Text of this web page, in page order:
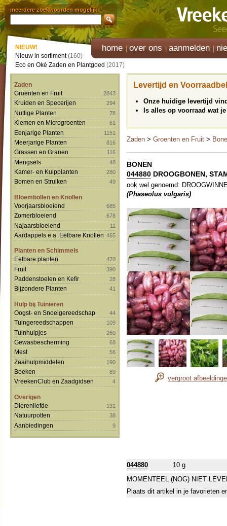
meerdere zoekwoorden mogelijk
home over ons aanmelden
NIEUW!
Nieuw in sortiment(160)
Eco en Oké Zaden en Plantgoed (2017)
Zaden
Groenten en Fruit
2843
Kruiden en Specerijen 294
Nuttige Planten 78
Kiemen en Microgroenten 61
Eenjarige Planten 1151
Meerjarige Planten 816
Grassen en Granen 116
Mengsels 48
Kamer- en Kuipplanten 280
Bomen en Struiken 49
Bloembollen en Knollen
Voorjaarsbloeiend
685
Zomerbloeiend 678
Najaarsbloeiend 11
Aardappels e.a. Eetbare Knollen 465
Planten en Schimmels
Eetbare planten
470
Fruit 390
Paddenstoelen en Kefir 28
Bijzondere Planten 41
Hulp bij Tuinieren
Oogst- en Snoeigereedschap
44
Tuingereedschappen 109
Tuinhulpjes 260
Gewasbescherming 68
Mest 56
Zaaihulpmiddelen 190
Boeken 89
VreekenClub en Zaadgidsen 4
Overigen
Dierenliefde
131
Natuurpotten 38
Aanbiedingen 9
Levertijd en
Onze huidige levertijd
Is alles op voorraad wat
Zaden > Groenten en Fruit >
BONEN
044880 DROOGBONEN,
ook wel genoemd:
(Phaseolus vulgaris)
vergroot
044880
10 g
MOMENTEEL (NOG) NIET
Plaats dit artikel in je favorieten